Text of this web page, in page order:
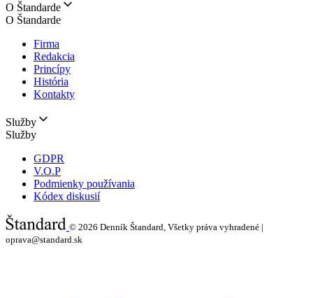
O Štandarde
O Štandarde
Firma
Redakcia
Princípy
História
Kontakty
Služby
Služby
GDPR
V.O.P
Podmienky používania
Kódex diskusií
© 2026 Denník Štandard, Všetky práva vyhradené |
oprava@standard.sk